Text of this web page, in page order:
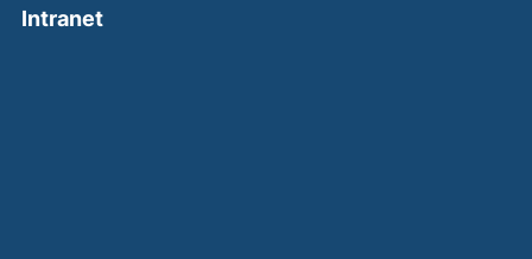
Intranet(external link, opens in a new window)